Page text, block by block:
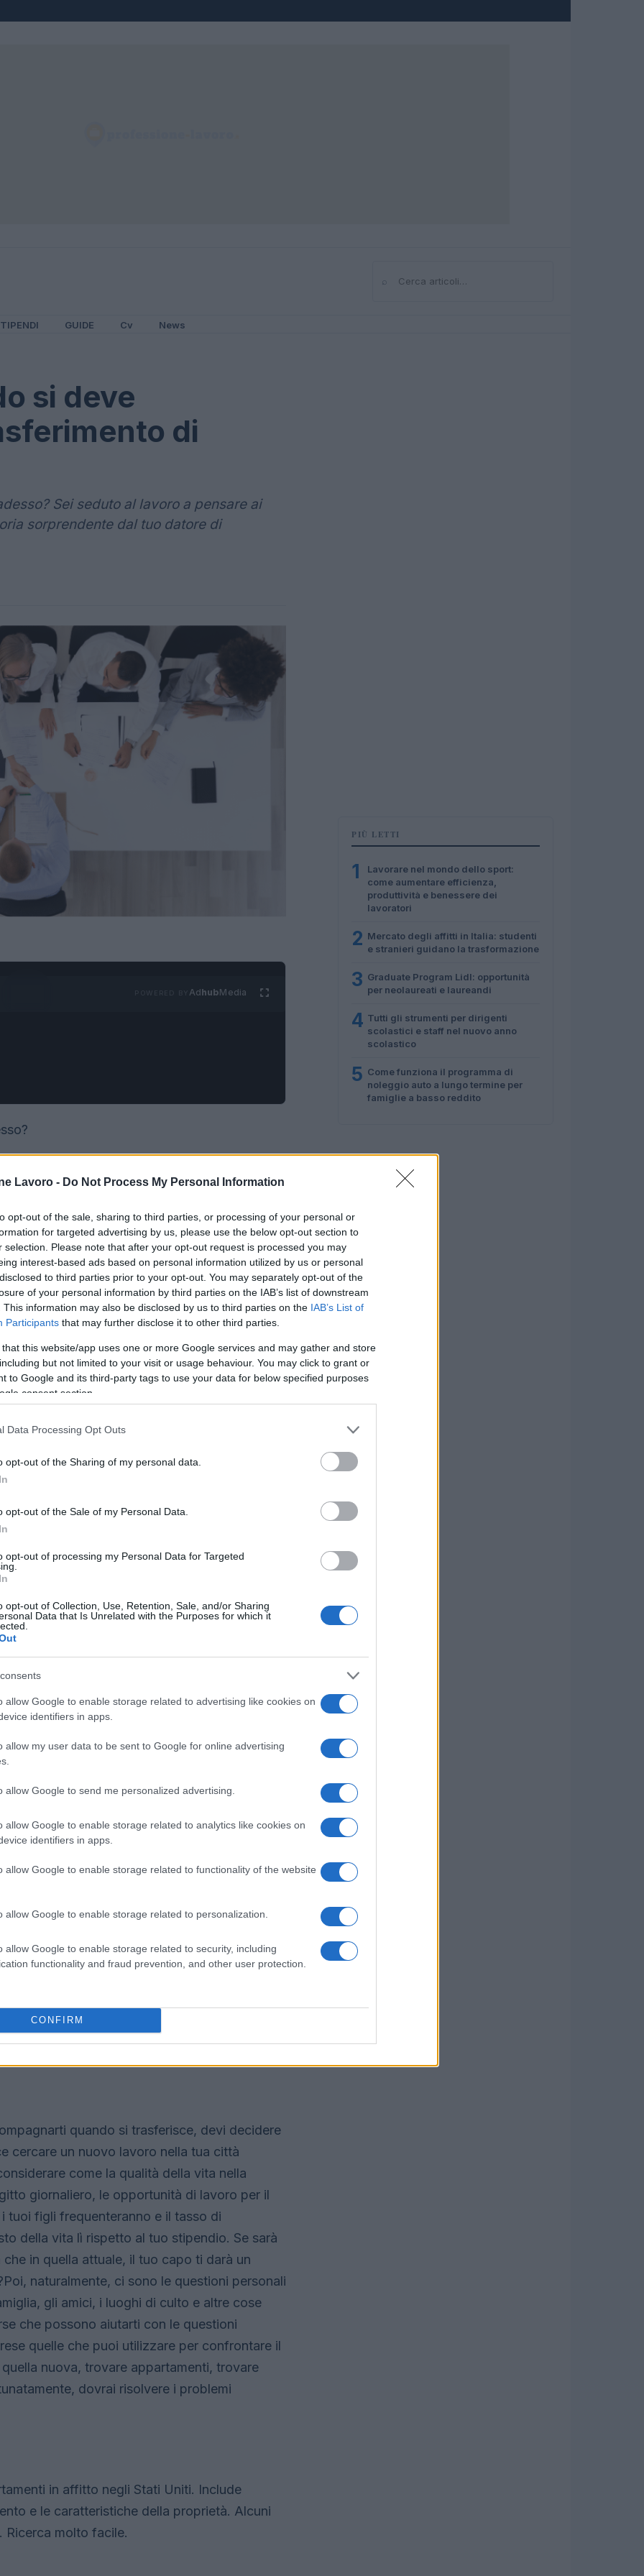
Lavoro - Do Not Process My Personal Information
opt-out of the sale, sharing to third parties, or processing of your personal or
for targeted advertising by us, please use the below opt-out section to
selection. Please note that after your opt-out request is processed you may
interest-based ads based on personal information utilized by us or personal
to third parties prior to your opt-out. You may separately opt-out of the
of your personal information by third parties on the IAB’s list of downstream
This information may also be disclosed by us to third parties on the IAB’s List of
Participants that may further disclose it to other third parties.
that this website/app uses one or more Google services and may gather and store
but not limited to your visit or usage behaviour. You may click to grant or
to Google and its third-party tags to use your data for below specified purposes
consent section.
Data Processing Opt Outs
opt-out of the Sharing of my personal data.
opt-out of the Sale of my Personal Data.
opt-out of processing my Personal Data for Targeted
opt-out of Collection, Use, Retention, Sale, and/or Sharing
Data that Is Unrelated with the Purposes for which it
allow Google to enable storage related to advertising like cookies on
identifiers in apps.
allow my user data to be sent to Google for online advertising
allow Google to send me personalized advertising.
allow Google to enable storage related to analytics like cookies on
identifiers in apps.
allow Google to enable storage related to functionality of the website
allow Google to enable storage related to personalization.
allow Google to enable storage related to security, including
functionality and fraud prevention, and other user protection.
CONFIRM
⌕Cerca
GUIDE Cv News
si deve
di
Sei seduto al lavoro a pensare ai
sorprendente dal tuo datore di
AdhubMedia
quando ricevi un promemoria sorprendente
che l’azienda si sta trasferendo in un’altra
dalla tua casa attuale. Il tuo respiro si
che stai per diventare disoccupato . Continui
non ti lasceranno andare. Avrai ancora un
nuova posizione. Tu sei?
in una città o cittadina
dove risiedere e vendere la tua casa attuale
adattarsi a nuove scuole e fare nuove
che potrebbe essere felicemente
lasciare il suo lavoro e ricominciare da
non è insolito. Le aziende spesso decidono
un’altra città e assumere un nuovo personale
Chi finisce in quest’ultima situazione
ha una scelta, anche se non facile da
quando si trasferisce, devi decidere
cercare un nuovo lavoro nella tua città
come la qualità della vita nella
giornaliero, le opportunità di lavoro per il
tuoi figli frequenteranno e il tasso di
della vita lì rispetto al tuo stipendio. Se sarà
in quella attuale, il tuo capo ti darà un
naturalmente, ci sono le questioni personali
gli amici, i luoghi di culto e altre cose
che possono aiutarti con le questioni
quelle che puoi utilizzare per confrontare il
nuova, trovare appartamenti, trovare
dovrai risolvere i problemi
in affitto negli Stati Uniti. Include
e le caratteristiche della proprietà. Alcuni
Ricerca molto facile.
PIÙ LETTI
1
Lavorare nel mondo dello sport:
come aumentare efficienza,
produttività e benessere dei
lavoratori
2 Mercato degli affitti in Italia: studenti
e stranieri guidano la trasformazione
3 Graduate Program Lidl: opportunità
per neolaureati e laureandi
4 Tutti gli strumenti per dirigenti
scolastici e staff nel nuovo anno
scolastico
5 Come funziona il programma di
noleggio auto a lungo termine per
famiglie a basso reddito